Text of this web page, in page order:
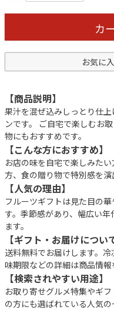
カ
お気に
【商品説明】
果汁を混ぜ込みしっとり仕
ンです。 ご自宅で楽しむお
物にもおすすめです。
【こんな方におすすめ】
お店の味を自宅で楽しみた
方、食の贈り物で特別感を演
【人気の理由】
フルーツギフトは見た目の
す。季節感があり、幅広い
ます。
【ギフト・お届けについ
送料無料でお届けします。
味期限などの詳細は商品情報
【検索されやすい用途】
お取り寄せグルメ特集やギ
の方にも選ばれている人気の